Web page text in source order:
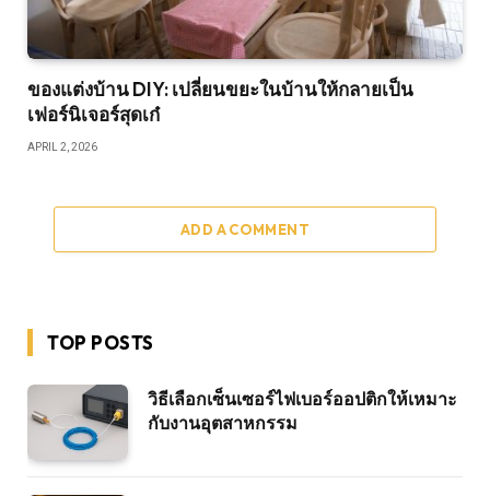
ของแต่งบ้าน DIY: เปลี่ยนขยะในบ้านให้กลายเป็น
เฟอร์นิเจอร์สุดเก๋
APRIL 2, 2026
ADD A COMMENT
TOP POSTS
วิธีเลือกเซ็นเซอร์ไฟเบอร์ออปติกให้เหมาะ
กับงานอุตสาหกรรม